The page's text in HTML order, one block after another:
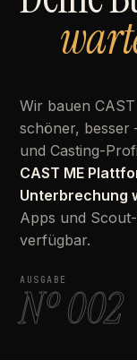
Wir bauen
schöner,
und Casting-
CAST ME
Unterbrechung
Apps und
verfügbar.
AUSGABE
Nº 002